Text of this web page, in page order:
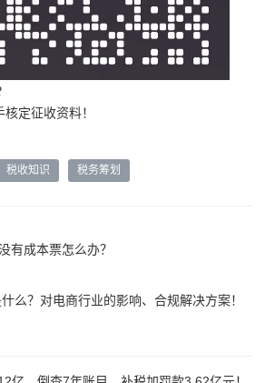
定征收资料！
税收知识 税务筹划
有成本票怎么办？
么？对电商行业的影响、合规解决方案！